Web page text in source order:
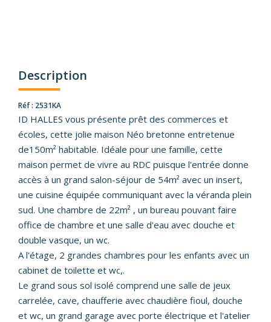
Description
Réf : 2531KA
ID HALLES vous présente prêt des commerces et
écoles, cette jolie maison Néo bretonne entretenue
de150m² habitable. Idéale pour une famille, cette
maison permet de vivre au RDC puisque l'entrée donne
accès à un grand salon-séjour de 54m² avec un insert,
une cuisine équipée communiquant avec la véranda plein
sud. Une chambre de 22m² , un bureau pouvant faire
office de chambre et une salle d'eau avec douche et
double vasque, un wc.
A l'étage, 2 grandes chambres pour les enfants avec un
cabinet de toilette et wc,.
Le grand sous sol isolé comprend une salle de jeux
carrelée, cave, chaufferie avec chaudière fioul, douche
et wc, un grand garage avec porte électrique et l'atelier